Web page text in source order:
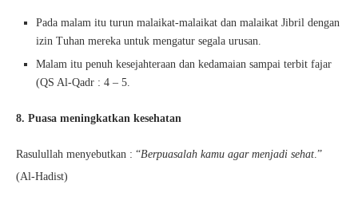
Pada malam itu turun malaikat-malaikat dan malaikat Jibril dengan
izin Tuhan mereka untuk mengatur segala urusan.
Malam itu penuh kesejahteraan dan kedamaian sampai terbit fajar
(QS Al-Qadr : 4 – 5.
8. Puasa meningkatkan kesehatan
Rasulullah menyebutkan : “Berpuasalah kamu agar menjadi sehat.”
(Al-Hadist)